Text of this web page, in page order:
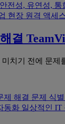
안전성, 유연성, 통
현장 원격 액세
결
치기 전에 문제
제 해결 문제 식
동화 일상적인 IT